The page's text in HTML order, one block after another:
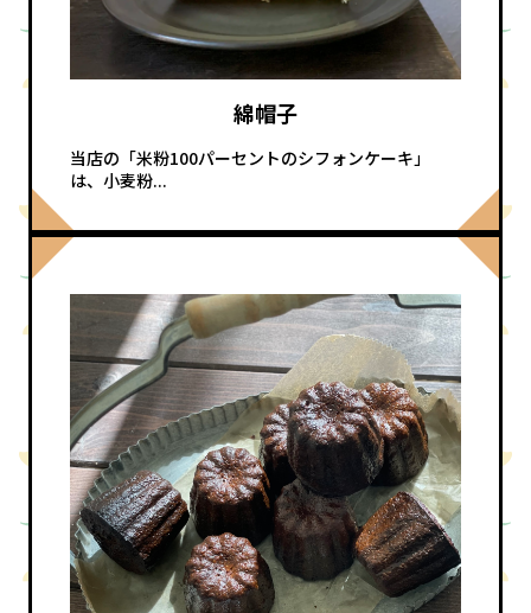
綿帽子
当店の「米粉100パーセントのシフォンケーキ」
は、小麦粉...